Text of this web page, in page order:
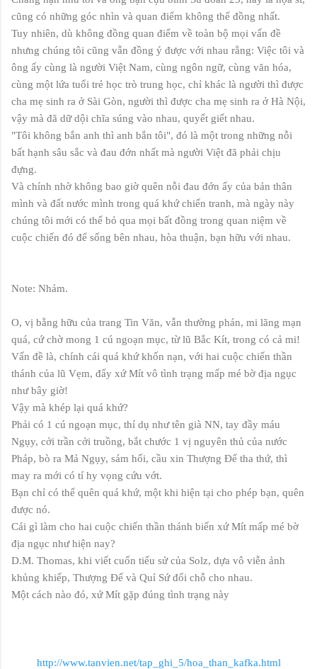
cũng có những góc nhìn và quan điểm không thể đồng nhất.
Tuy nhiên, dù không đồng quan điểm về toàn bộ mọi vấn đề
nhưng chúng tôi cũng vẫn đồng ý được với nhau rằng: Việc tôi và
ông ấy cùng là người Việt Nam, cùng ngôn ngữ, cùng văn hóa,
cùng một lứa tuổi trẻ học trò trung học, chỉ khác là người thì được
cha mẹ sinh ra ở Sài Gòn, người thì được cha mẹ sinh ra ở Hà Nội,
vậy mà đã dữ dội chĩa súng vào nhau, quyết giết nhau.
"Tôi không bắn anh thì anh bắn tôi", đó là một trong những nỗi
bất hạnh sâu sắc và đau đớn nhất mà người Việt đã phải chịu
đựng.
Và chính nhờ không bao giờ quên nỗi đau đớn ấy của bản thân
mình và đất nước mình trong quá khứ chiến tranh, mà ngày này
chúng tôi mới có thể bỏ qua mọi bất đồng trong quan niệm về
cuộc chiến đó để sống bên nhau, hòa thuận, bạn hữu với nhau.
Note: Nhảm.
O, vị bằng hữu của trang Tin Văn, vẫn thường phán, mi lãng mạn
quá, cứ chờ mong 1 cú ngoạn mục, từ lũ Bắc Kít, trong có cả mi!
Vấn đề là, chính cái quá khứ khốn nạn, với hai cuộc chiến thần
thánh của lũ Vẹm, đẩy xứ Mít vô tình trạng mấp mé bờ địa ngục
như bây giờ!
Vậy mà khép lại quá khứ?
Phải có 1 cú ngoạn mục, thí dụ như tên già NN, tay đầy máu
Ngụy, cởi trần cởi truồng, bắt chước 1 vị nguyên thủ của nước
Pháp, bò ra Mả Ngụy, sám hối, cầu xin Thượng Đế tha thứ, thì
may ra mới có tí hy vọng cứu vớt.
Bạn chỉ có thể quên quá khứ, một khi hiện tại cho phép bạn, quên
được nó.
Cái gì làm cho hai cuộc chiến thần thánh biến xứ Mít mấp mé bờ
địa ngục như hiện nay?
D.M. Thomas, khi viết cuốn tiểu sử của Solz, dựa vô viễn ảnh
khủng khiếp, Thượng Đế và Quỉ Sứ đổi chỗ cho nhau.
Một cách nào đó, xứ Mít gặp đúng tình trạng này
http://www.tanvien.net/tap_ghi_5/hoa_than_kafka.html